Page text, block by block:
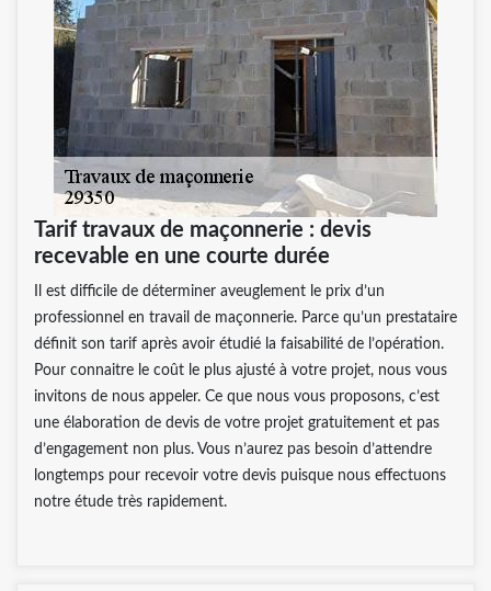
Tarif travaux de maçonnerie : devis
recevable en une courte durée
Il est difficile de déterminer aveuglement le prix d’un
professionnel en travail de maçonnerie. Parce qu’un prestataire
définit son tarif après avoir étudié la faisabilité de l’opération.
Pour connaitre le coût le plus ajusté à votre projet, nous vous
invitons de nous appeler. Ce que nous vous proposons, c’est
une élaboration de devis de votre projet gratuitement et pas
d’engagement non plus. Vous n’aurez pas besoin d’attendre
longtemps pour recevoir votre devis puisque nous effectuons
notre étude très rapidement.